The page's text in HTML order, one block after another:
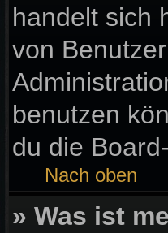
handelt sich
von
benutzen
du die
Nach oben
» Was ist